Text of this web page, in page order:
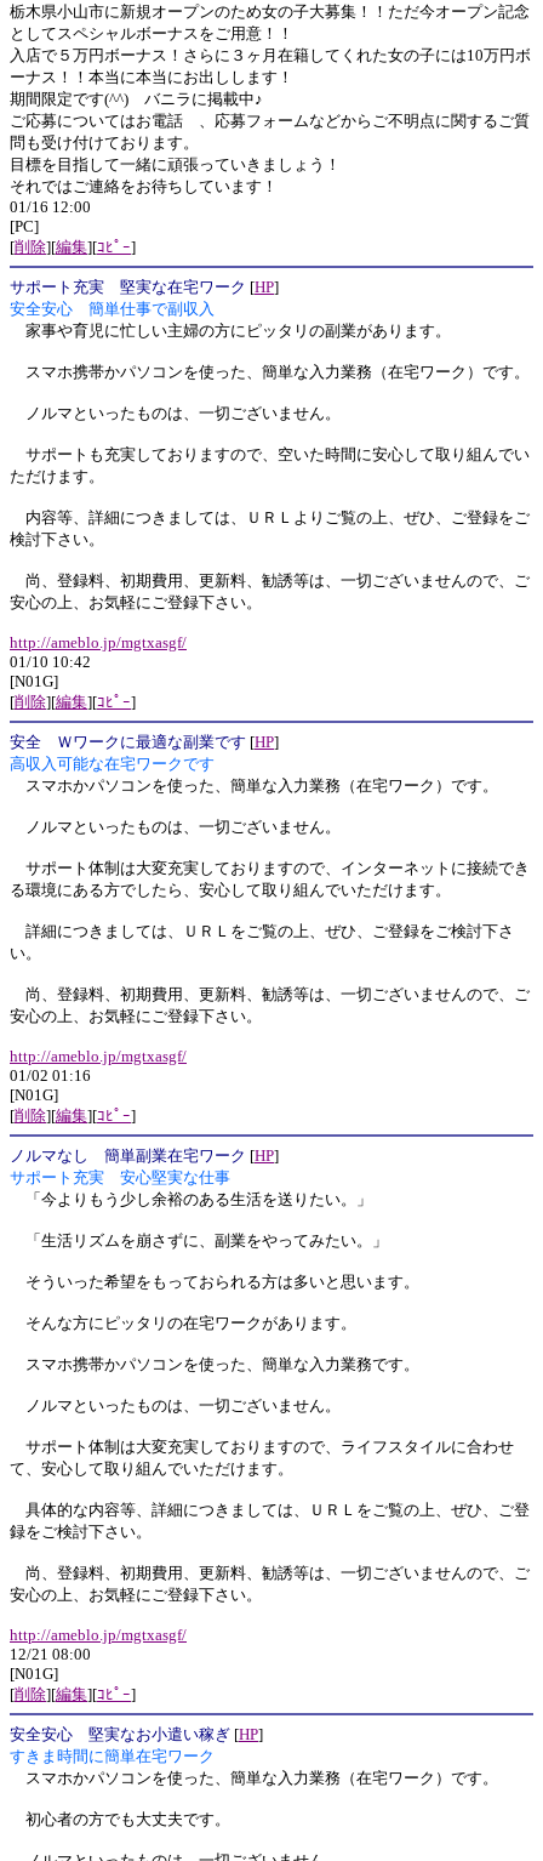
栃木県小山市に新規オープンのため女の子大募集！！ただ今オープン記念
としてスペシャルボーナスをご用意！！
入店で５万円ボーナス！さらに３ヶ月在籍してくれた女の子には10万円ボ
ーナス！！本当に本当にお出しします！
期間限定です(^^) バニラに掲載中♪
ご応募についてはお電話 、応募フォームなどからご不明点に関するご質
問も受け付けております。
目標を目指して一緒に頑張っていきましょう！
それではご連絡をお待ちしています！
01/16 12:00
[PC]
[削除][編集][ｺﾋﾟｰ]
サポート充実 堅実な在宅ワーク [HP]
安全安心 簡単仕事で副収入
家事や育児に忙しい主婦の方にピッタリの副業があります。
スマホ携帯かパソコンを使った、簡単な入力業務（在宅ワーク）です。
ノルマといったものは、一切ございません。
サポートも充実しておりますので、空いた時間に安心して取り組んでい
ただけます。
内容等、詳細につきましては、ＵＲＬよりご覧の上、ぜひ、ご登録をご
検討下さい。
尚、登録料、初期費用、更新料、勧誘等は、一切ございませんので、ご
安心の上、お気軽にご登録下さい。
http://ameblo.jp/mgtxasgf/
01/10 10:42
[N01G]
[削除][編集][ｺﾋﾟｰ]
安全 Ｗワークに最適な副業です [HP]
高収入可能な在宅ワークです
スマホかパソコンを使った、簡単な入力業務（在宅ワーク）です。
ノルマといったものは、一切ございません。
サポート体制は大変充実しておりますので、インターネットに接続でき
る環境にある方でしたら、安心して取り組んでいただけます。
詳細につきましては、ＵＲＬをご覧の上、ぜひ、ご登録をご検討下さ
い。
尚、登録料、初期費用、更新料、勧誘等は、一切ございませんので、ご
安心の上、お気軽にご登録下さい。
http://ameblo.jp/mgtxasgf/
01/02 01:16
[N01G]
[削除][編集][ｺﾋﾟｰ]
ノルマなし 簡単副業在宅ワーク [HP]
サポート充実 安心堅実な仕事
「今よりもう少し余裕のある生活を送りたい。」
「生活リズムを崩さずに、副業をやってみたい。」
そういった希望をもっておられる方は多いと思います。
そんな方にピッタリの在宅ワークがあります。
スマホ携帯かパソコンを使った、簡単な入力業務です。
ノルマといったものは、一切ございません。
サポート体制は大変充実しておりますので、ライフスタイルに合わせ
て、安心して取り組んでいただけます。
具体的な内容等、詳細につきましては、ＵＲＬをご覧の上、ぜひ、ご登
録をご検討下さい。
尚、登録料、初期費用、更新料、勧誘等は、一切ございませんので、ご
安心の上、お気軽にご登録下さい。
http://ameblo.jp/mgtxasgf/
12/21 08:00
[N01G]
[削除][編集][ｺﾋﾟｰ]
安全安心 堅実なお小遣い稼ぎ [HP]
すきま時間に簡単在宅ワーク
スマホかパソコンを使った、簡単な入力業務（在宅ワーク）です。
初心者の方でも大丈夫です。